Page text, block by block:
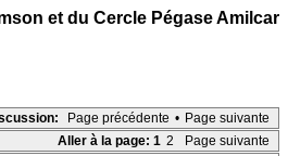
et du Cercle Pégase Amilcar
Page précédente • Page suivante
Aller à la page: 1 2 Page suivante